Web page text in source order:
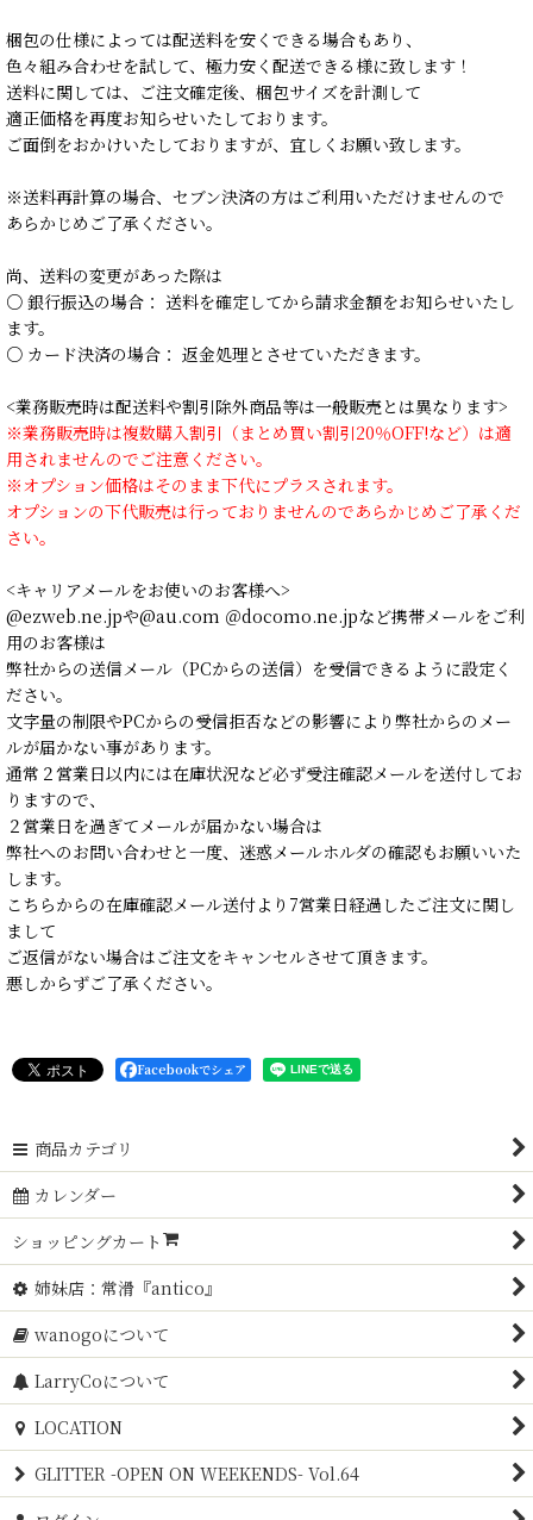
梱包の仕様によっては配送料を安くできる場合もあり、
色々組み合わせを試して、極力安く配送できる様に致します！
送料に関しては、ご注文確定後、梱包サイズを計測して
適正価格を再度お知らせいたしております。
ご面倒をおかけいたしておりますが、宜しくお願い致します。
※送料再計算の場合、セブン決済の方はご利用いただけませんので
あらかじめご了承ください。
尚、送料の変更があった際は
○ 銀行振込の場合： 送料を確定してから請求金額をお知らせいたし
ます。
○ カード決済の場合： 返金処理とさせていただきます。
<業務販売時は配送料や割引除外商品等は一般販売とは異なります>
※業務販売時は複数購入割引（まとめ買い割引20％OFF!など）は適
用されませんのでご注意ください。
※オプション価格はそのまま下代にプラスされます。
オプションの下代販売は行っておりませんのであらかじめご了承くだ
さい。
<キャリアメールをお使いのお客様へ>
@ezweb.ne.jpや@au.com ＠docomo.ne.jpなど携帯メールをご利
用のお客様は
弊社からの送信メール（PCからの送信）を受信できるように設定く
ださい。
文字量の制限やPCからの受信拒否などの影響により弊社からのメー
ルが届かない事があります。
通常２営業日以内には在庫状況など必ず受注確認メールを送付してお
りますので、
２営業日を過ぎてメールが届かない場合は
弊社へのお問い合わせと一度、迷惑メールホルダの確認もお願いいた
します。
こちらからの在庫確認メール送付より7営業日経過したご注文に関し
まして
ご返信がない場合はご注文をキャンセルさせて頂きます。
悪しからずご了承ください。
Facebookでシェア
商品カテゴリ
カレンダー
ショッピングカート
姉妹店：常滑『antico』
wanogoについて
LarryCoについて
LOCATION
GLITTER -OPEN ON WEEKENDS- Vol.64